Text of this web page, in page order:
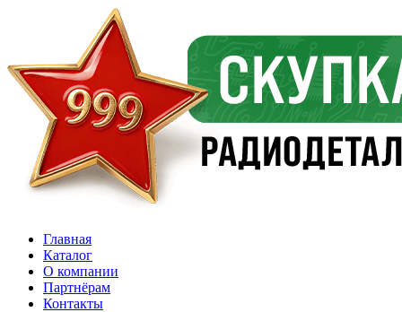
Главная
Каталог
О компании
Партнёрам
Контакты